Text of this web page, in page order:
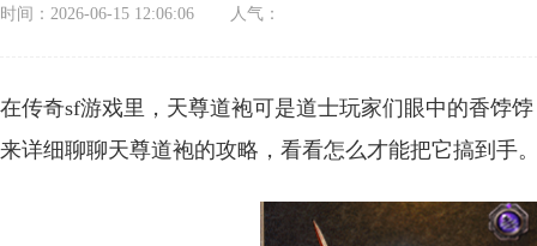
时间：2026-06-15 12:06:06 人气：
在传奇sf游戏里，天尊道袍可是道士玩家们眼中的香饽
来详细聊聊天尊道袍的攻略，看看怎么才能把它搞到手